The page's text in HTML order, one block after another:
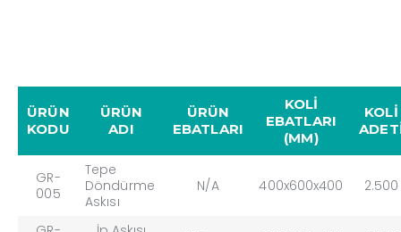
ÜRÜN
KODU
ÜRÜN
ADI
ÜRÜN
EBATLARI
KOLİ
EBATLARI
(MM)
KOLİ
GR-
005
Tepe
Döndürme
Askısı
N/A 400x600x400 2.500